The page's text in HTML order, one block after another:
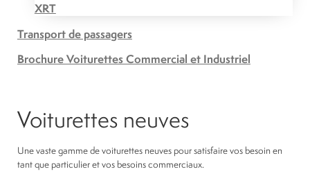
XRT
Transport de passagers
Brochure Voiturettes Commercial et Industriel
Voiturettes neuves
Une vaste gamme de voiturettes neuves pour satisfaire vos besoin en
tant que particulier et vos besoins commerciaux.